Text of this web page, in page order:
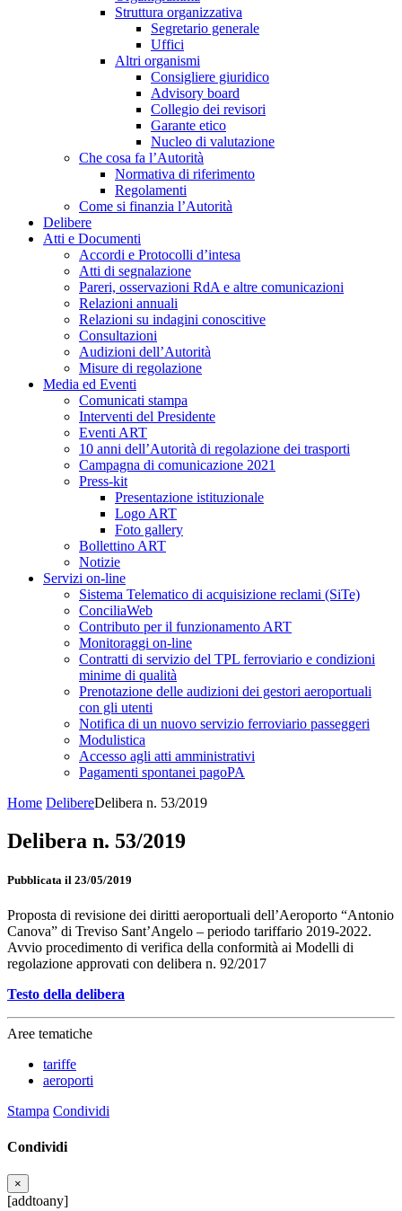
Struttura organizzativa
Segretario generale
Uffici
Altri organismi
Consigliere giuridico
Advisory board
Collegio dei revisori
Garante etico
Nucleo di valutazione
Che cosa fa l’Autorità
Normativa di riferimento
Regolamenti
Come si finanzia l’Autorità
Delibere
Atti e Documenti
Accordi e Protocolli d’intesa
Atti di segnalazione
Pareri, osservazioni RdA e altre comunicazioni
Relazioni annuali
Relazioni su indagini conoscitive
Consultazioni
Audizioni dell’Autorità
Misure di regolazione
Media ed Eventi
Comunicati stampa
Interventi del Presidente
Eventi ART
10 anni dell’Autorità di regolazione dei trasporti
Campagna di comunicazione 2021
Press-kit
Presentazione istituzionale
Logo ART
Foto gallery
Bollettino ART
Notizie
Servizi on-line
Sistema Telematico di acquisizione reclami (SiTe)
ConciliaWeb
Contributo per il funzionamento ART
Monitoraggi on-line
Contratti di servizio del TPL ferroviario e condizioni
minime di qualità
Prenotazione delle audizioni dei gestori aeroportuali
con gli utenti
Notifica di un nuovo servizio ferroviario passeggeri
Modulistica
Accesso agli atti amministrativi
Pagamenti spontanei pagoPA
Home DelibereDelibera n. 53/2019
Delibera n. 53/2019
Pubblicata il 23/05/2019
Proposta di revisione dei diritti aeroportuali dell’Aeroporto “Antonio
Canova” di Treviso Sant’Angelo – periodo tariffario 2019-2022.
Avvio procedimento di verifica della conformità ai Modelli di
regolazione approvati con delibera n. 92/2017
Testo della delibera
Aree tematiche
tariffe
aeroporti
Stampa Condividi
Condividi
×
[addtoany]